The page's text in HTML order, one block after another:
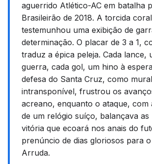
aguerrido Atlético-AC em batalha
Brasileirão de 2018. A torcida
testemunhou uma exibição de
determinação. O placar de 3 a 1,
traduz a épica peleja. Cada lance,
guerra, cada gol, um hino à
defesa do Santa Cruz, como
intransponível, frustrou os
acreano, enquanto o ataque, com
de um relógio suíço, balançava as
vitória que ecoará nos anais do
prenúncio de dias gloriosos para
Arruda.